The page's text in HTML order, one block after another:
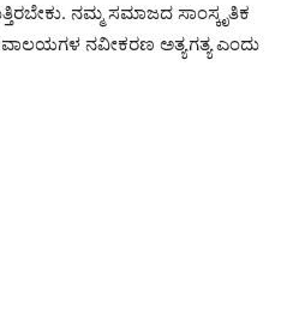
ನಮ್ಮ ಸಮಾಜದ ಸಾಂಸ್ಕೃತಿಕ
ನವೀಕರಣ ಅತ್ಯಗತ್ಯ ಎಂದು